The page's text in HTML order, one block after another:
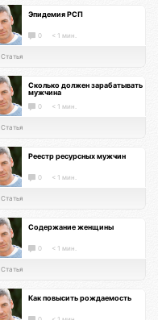
Эпидемия РСП
0 < 1 мин.
Статья
Сколько должен зарабатывать
мужчина
0 < 1 мин.
Статья
Реестр ресурсных мужчин
0 < 1 мин.
Статья
Содержание женщины
0 < 1 мин.
Статья
Как повысить рождаемость